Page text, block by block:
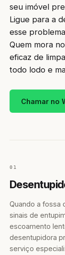
seu imóvel
Ligue para a
esse
Quem mora
eficaz de
todo lodo e
Chamar no
01
Quando a fossa
sinais de
escoamento
desentupidora
serviço